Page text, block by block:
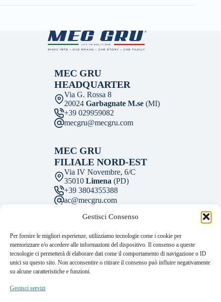
Gestisci Consenso
Per fornire le migliori esperienze, utilizziamo tecnologie come i cookie per
memorizzare e/o accedere alle informazioni del dispositivo. Il consenso a queste
tecnologie ci permetterà di elaborare dati come il comportamento di navigazione o ID
unici su questo sito. Non acconsentire o ritirare il consenso può influire negativamente
su alcune caratteristiche e funzioni.
Gestisci servizi
MEC GRU
HEADQUARTER
Via G. Rossa 8
20024 Garbagnate M.se (MI)
+39 029959082
mecgru@mecgru.com
MEC GRU
FILIALE NORD-EST
Via IV Novembre, 6/C
35010 Limena (PD)
+39 3804355388
ac@mecgru.com
FILIALE CENTRO
Via M. Fantelli 2
43122Parma(PR)
+39 05211798981